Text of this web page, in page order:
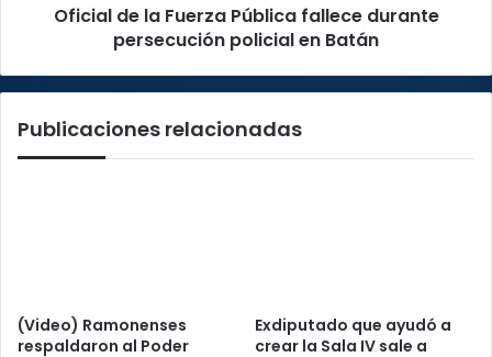
Oficial de la Fuerza Pública fallece durante
persecución policial en Batán
Publicaciones relacionadas
(Video) Ramonenses
respaldaron al Poder
Exdiputado que ayudó a
crear la Sala IV sale a